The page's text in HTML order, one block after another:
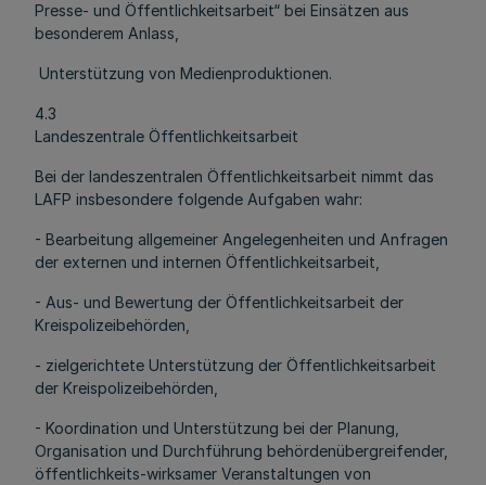
Presse- und Öffentlichkeitsarbeit“ bei Einsätzen aus
besonderem Anlass,
Unterstützung von Medienproduktionen.
4.3
Landeszentrale Öffentlichkeitsarbeit
Bei der landeszentralen Öffentlichkeitsarbeit nimmt das
LAFP insbesondere folgende Aufgaben wahr:
- Bearbeitung allgemeiner Angelegenheiten und Anfragen
der externen und internen Öffentlichkeitsarbeit,
- Aus- und Bewertung der Öffentlichkeitsarbeit der
Kreispolizeibehörden,
- zielgerichtete Unterstützung der Öffentlichkeitsarbeit
der Kreispolizeibehörden,
- Koordination und Unterstützung bei der Planung,
Organisation und Durchführung behördenübergreifender,
öffentlichkeits-wirksamer Veranstaltungen von